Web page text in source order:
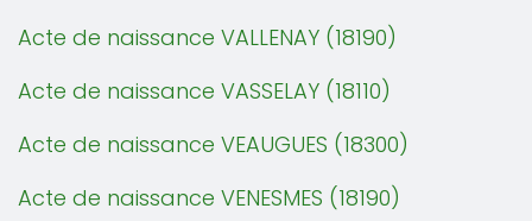
Acte de naissance VALLENAY (18190)
Acte de naissance VASSELAY (18110)
Acte de naissance VEAUGUES (18300)
Acte de naissance VENESMES (18190)